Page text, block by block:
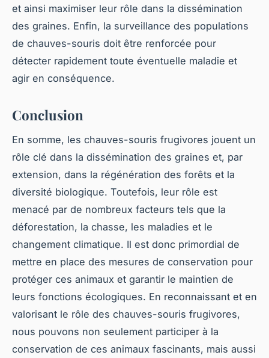
et ainsi maximiser leur rôle dans la dissémination
des graines. Enfin, la surveillance des populations
de chauves-souris doit être renforcée pour
détecter rapidement toute éventuelle maladie et
agir en conséquence.
Conclusion
En somme, les chauves-souris frugivores jouent un
rôle clé dans la dissémination des graines et, par
extension, dans la régénération des forêts et la
diversité biologique. Toutefois, leur rôle est
menacé par de nombreux facteurs tels que la
déforestation, la chasse, les maladies et le
changement climatique. Il est donc primordial de
mettre en place des mesures de conservation pour
protéger ces animaux et garantir le maintien de
leurs fonctions écologiques. En reconnaissant et en
valorisant le rôle des chauves-souris frugivores,
nous pouvons non seulement participer à la
conservation de ces animaux fascinants, mais aussi